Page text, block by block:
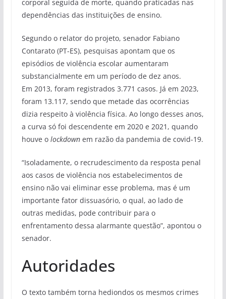
corporal seguida de morte, quando praticadas nas
dependências das instituições de ensino.
Segundo o relator do projeto, senador Fabiano
Contarato (PT-ES), pesquisas apontam que os
episódios de violência escolar aumentaram
substancialmente em um período de dez anos.
Em 2013, foram registrados 3.771 casos. Já em 2023,
foram 13.117, sendo que metade das ocorrências
dizia respeito à violência física. Ao longo desses anos,
a curva só foi descendente em 2020 e 2021, quando
houve o lockdownem razão da pandemia de covid-19.
“Isoladamente, o recrudescimento da resposta penal
aos casos de violência nos estabelecimentos de
ensino não vai eliminar esse problema, mas é um
importante fator dissuasório, o qual, ao lado de
outras medidas, pode contribuir para o
enfrentamento dessa alarmante questão”, apontou o
senador.
Autoridades
O texto também torna hediondos os mesmos crimes